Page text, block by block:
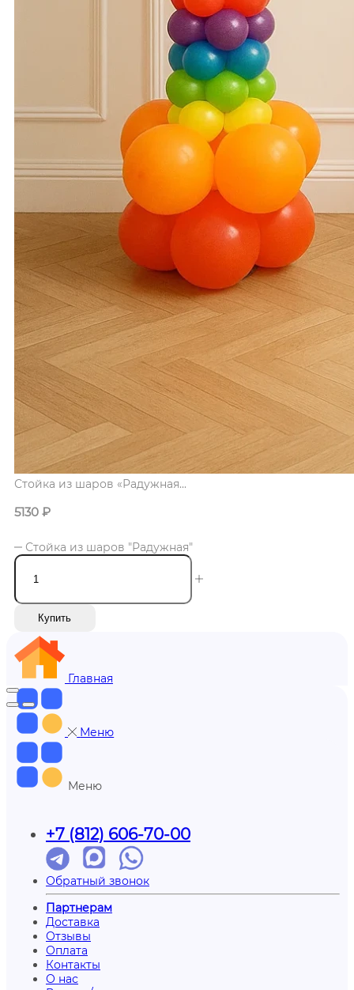
Стойка из шаров «Радужная...
5130 ₽
Стойка из шаров "Радужная"
Купить
Главная
Меню
Меню
+7 (812) 606-70-00
Обратный звонок
Партнерам
Доставка
Отзывы
Оплата
Контакты
О нас